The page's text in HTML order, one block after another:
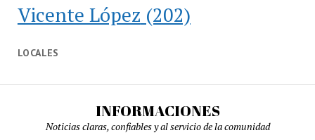
Vicente López (202)
LOCALES
INFORMACIONES
Noticias claras, confiables y al servicio de la comunidad